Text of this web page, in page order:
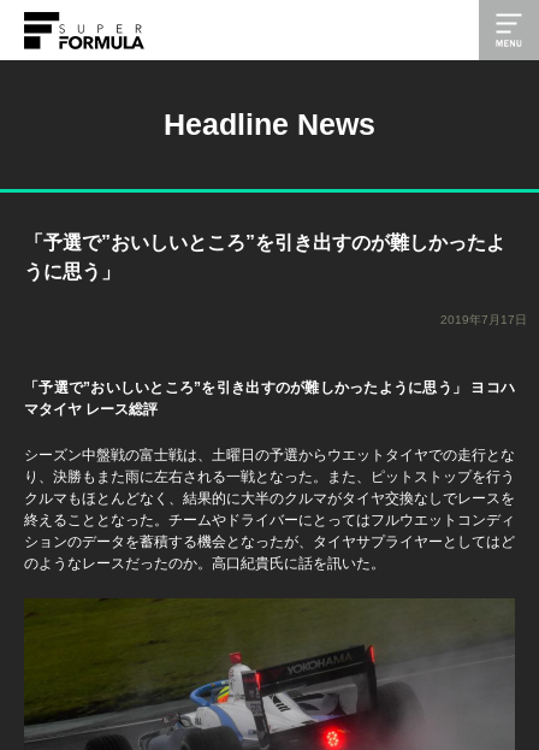
Headline News
「予選で”おいしいところ”を引き出すのが難しかったよ
うに思う」
2019年7月17日
「予選で”おいしいところ”を引き出すのが難しかったように思う」 ヨコハ
マタイヤ レース総評
シーズン中盤戦の富士戦は、土曜日の予選からウエットタイヤでの走行とな
り、決勝もまた雨に左右される一戦となった。また、ピットストップを行う
クルマもほとんどなく、結果的に大半のクルマがタイヤ交換なしでレースを
終えることとなった。チームやドライバーにとってはフルウエットコンディ
ションのデータを蓄積する機会となったが、タイヤサプライヤーとしてはど
のようなレースだったのか。高口紀貴氏に話を訊いた。